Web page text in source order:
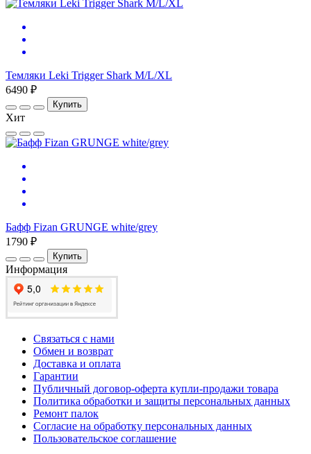
Темляки Leki Trigger Shark M/L/XL
6490 ₽
Купить
Хит
Бафф Fizan GRUNGE white/grey
1790 ₽
Купить
Информация
Связаться с нами
Обмен и возврат
Доставка и оплата
Гарантии
Публичный договор-оферта купли-продажи товара
Политика обработки и защиты персональных данных
Ремонт палок
Согласие на обработку персональных данных
Пользовательское соглашение